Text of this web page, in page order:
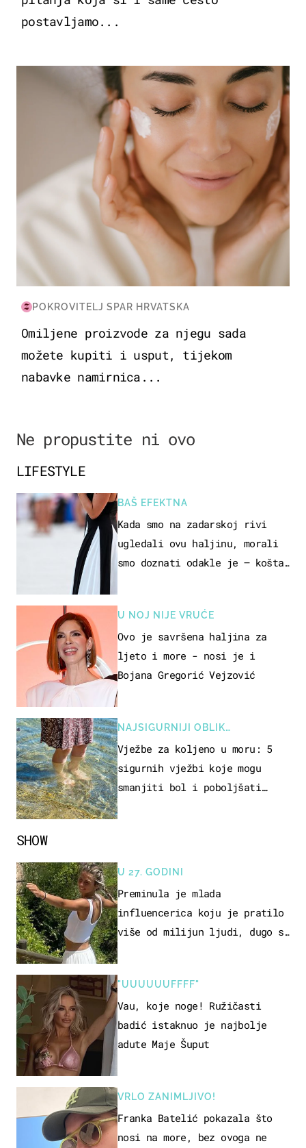
postavljamo...
MODA & LJEPOTA
POKROVITELJ SPAR HRVATSKA
Omiljene proizvode za njegu sada
možete kupiti i usput, tijekom
nabavke namirnica...
Ne propustite ni ovo
SHOW
U 27. GODINI
Preminula je mlada
influencerica koju je pratilo
više od milijun ljudi, dugo se
"UUUUUUFFFF"
Vau, koje noge! Ružičasti
badić istaknuo je najbolje
adute Maje Šuput
VRLO ZANIMLJIVO!
Franka Batelić pokazala što
nosi na more, bez ovoga ne
LIFESTYLE
BAŠ EFEKTNA
Kada smo na zadarskoj rivi
ugledali ovu haljinu, morali
smo doznati odakle je – košta
U NOJ NIJE VRUĆE
Ovo je savršena haljina za
ljeto i more - nosi je i
Bojana Gregorić Vejzović
NAJSIGURNIJI OBLIK
REKREACIJE
Vježbe za koljeno u moru: 5
sigurnih vježbi koje mogu
smanjiti bol i poboljšati